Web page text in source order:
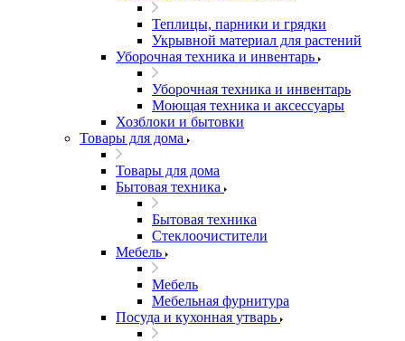
Теплицы, парники и грядки
Укрывной материал для растений
Уборочная техника и инвентарь
Уборочная техника и инвентарь
Моющая техника и аксессуары
Хозблоки и бытовки
Товары для дома
Товары для дома
Бытовая техника
Бытовая техника
Стеклоочистители
Мебель
Мебель
Мебельная фурнитура
Посуда и кухонная утварь